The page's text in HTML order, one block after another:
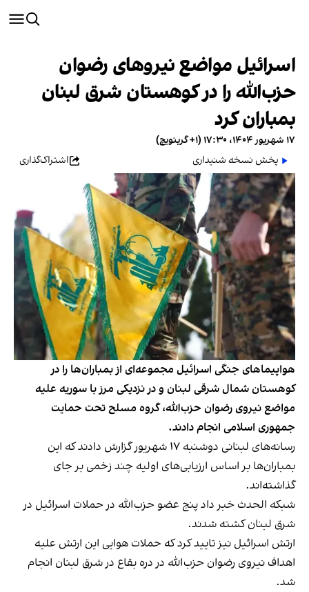
اسرائیل مواضع نیروهای رضوان
حزب‌الله را در کوهستان شرق لبنان
بمباران کرد
۱۷ شهریور ۱۴۰۴، ۱۷:۳۰ (‎+۱ گرینویچ)
پخش نسخه شنیداری
اشتراک‌گذاری
هواپیماهای جنگی اسرائیل مجموعه‌ای از بمباران‌ها را در
کوهستان شمال شرقی لبنان و در نزدیکی مرز با سوریه علیه
مواضع نیروی رضوان حزب‌الله، گروه مسلح تحت حمایت
جمهوری اسلامی انجام دادند.
رسانه‌های لبنانی دوشنبه ۱۷ شهریور گزارش دادند که این
بمباران‌ها بر اساس ارزیابی‌های اولیه چند زخمی بر جای
گذاشته‌اند.
شبکه الحدث خبر داد پنج عضو حزب‌الله در حملات اسرائیل در
شرق لبنان کشته شدند.
ارتش اسرائیل نیز تایید کرد که حملات هوایی این ارتش علیه
اهداف نیروی رضوان حزب‌الله در دره بقاع در شرق لبنان انجام
شد.